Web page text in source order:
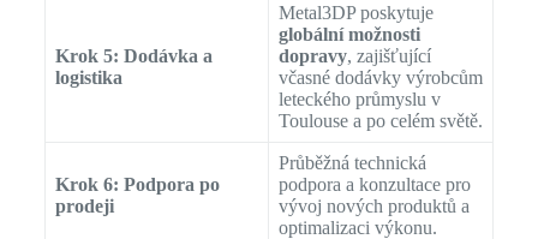
Krok 5: Dodávka a
logistika
Metal3DP poskytuje
globální možnosti
dopravy, zajišťující
včasné dodávky výrobcům
leteckého průmyslu v
Toulouse a po celém světě.
Krok 6: Podpora po
prodeji
Průběžná technická
podpora a konzultace pro
vývoj nových produktů a
optimalizaci výkonu.